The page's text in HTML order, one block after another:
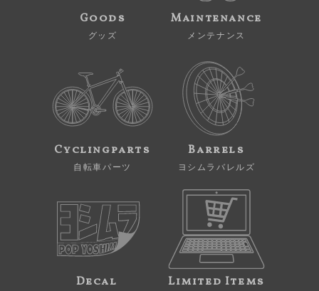
Goods
グッズ
Maintenance
メンテナンス
Cyclingparts
自転車パーツ
Barrels
ヨシムラバレルズ
Decal Limited Items